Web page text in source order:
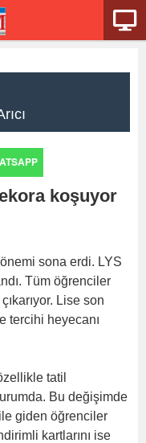
koşuyor
sona erdi. LYS
Tüm öğrenciler
Lise son
tercihi heyecanı
tatil
Bu değişimde
giden öğrenciler
kartlarını ise